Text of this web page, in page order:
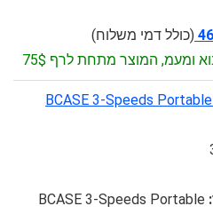
(כולל דמי משלוח)
ומעמ, המוצר מתחת לרף 75$
BCASE 3-Speeds
BCASE 3-Speeds Portable